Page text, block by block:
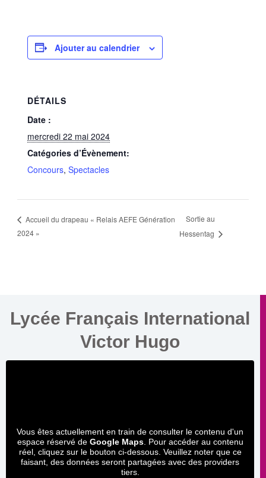
Ajouter au calendrier
DÉTAILS
Date :
mercredi 22 mai 2024
Catégories d’Évènement:
Concours,Spectacles
Accueil du drapeau « Relais AEFE Génération
2024 »
Sortie au
Hessentag
Lycée Français International
Victor Hugo
Vous êtes actuellement en train de consulter le contenu d'un
espace réservé de Google Maps. Pour accéder au contenu
réel, cliquez sur le bouton ci-dessous. Veuillez noter que ce
faisant, des données seront partagées avec des providers
tiers.